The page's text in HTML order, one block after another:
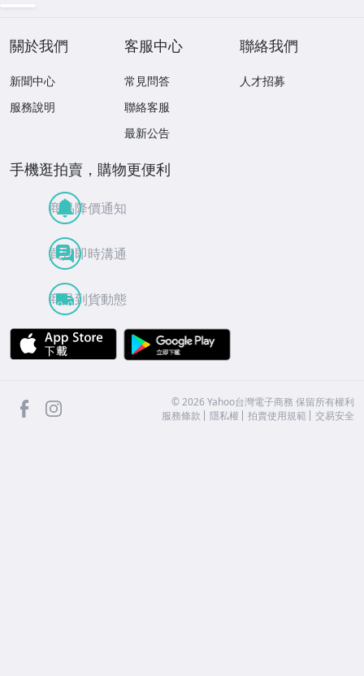
關於我們
新聞中心
服務說明
客服中心
常見問答
聯絡客服
最新公告
聯絡我們
人才招募
手機逛拍賣，購物更便利
商品降價通知
買賣即時溝通
商品到貨動態
APP Store
facebook ©2026 Yahoo台灣電子商務 保留所有權利
服務條款
隱私權 拍賣使用規範 交易安全